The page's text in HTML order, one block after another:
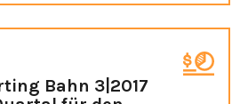
Bahn 3|2017